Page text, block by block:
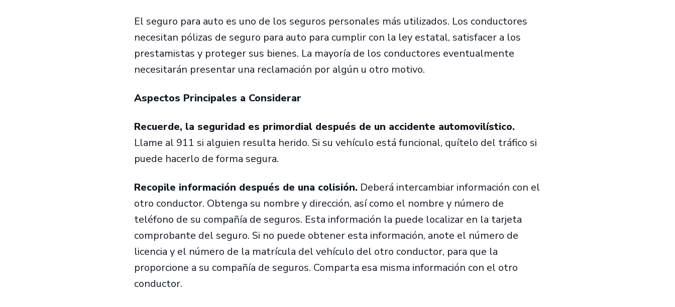
El seguro para auto es uno de los seguros personales más utilizados. Los conductores
necesitan pólizas de seguro para auto para cumplir con la ley estatal, satisfacer a los
prestamistas y proteger sus bienes. La mayoría de los conductores eventualmente
necesitarán presentar una reclamación por algún u otro motivo.
Aspectos Principales a Considerar
Recuerde, la seguridad es primordial después de un accidente automovilístico.
Llame al 911 si alguien resulta herido. Si su vehículo está funcional, quítelo del tráfico si
puede hacerlo de forma segura.
Recopile información después de una colisión. Deberá intercambiar información con el
otro conductor. Obtenga su nombre y dirección, así como el nombre y número de
teléfono de su compañía de seguros. Esta información la puede localizar en la tarjeta
comprobante del seguro. Si no puede obtener esta información, anote el número de
licencia y el número de la matrícula del vehículo del otro conductor, para que la
proporcione a su compañía de seguros. Comparta esa misma información con el otro
conductor.